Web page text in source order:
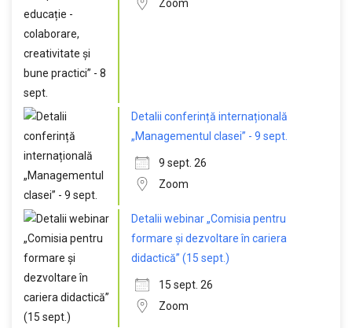
Zoom
Detalii conferință internațională
„Managementul clasei” - 9 sept.
9 sept. 26
Zoom
Detalii webinar „Comisia pentru
formare și dezvoltare în cariera
didactică” (15 sept.)
15 sept. 26
Zoom